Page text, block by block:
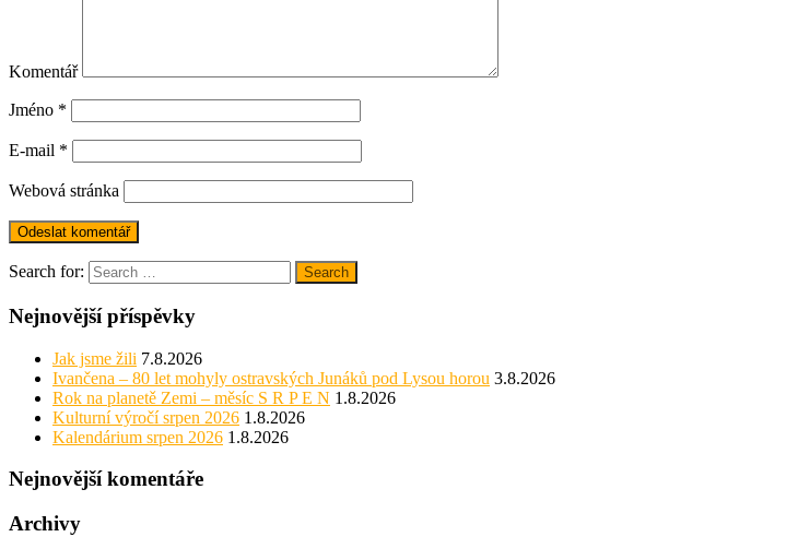
Komentář
Jméno *
E-mail *
Webová stránka
Search for: Search
Nejnovější příspěvky
Jak jsme žili 7.8.2026
Ivančena – 80 let mohyly ostravských Junáků pod Lysou horou 3.8.2026
Rok na planetě Zemi – měsíc S R P E N 1.8.2026
Kulturní výročí srpen 2026 1.8.2026
Kalendárium srpen 2026 1.8.2026
Nejnovější komentáře
Archivy